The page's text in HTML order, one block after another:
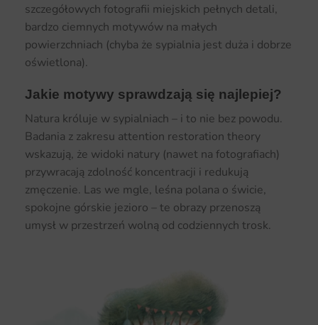
szczegółowych fotografii miejskich pełnych detali,
bardzo ciemnych motywów na małych
powierzchniach (chyba że sypialnia jest duża i dobrze
oświetlona).
Jakie motywy sprawdzają się najlepiej?
Natura króluje w sypialniach – i to nie bez powodu.
Badania z zakresu attention restoration theory
wskazują, że widoki natury (nawet na fotografiach)
przywracają zdolność koncentracji i redukują
zmęczenie. Las we mgle, leśna polana o świcie,
spokojne górskie jezioro – te obrazy przenoszą
umysł w przestrzeń wolną od codziennych trosk.